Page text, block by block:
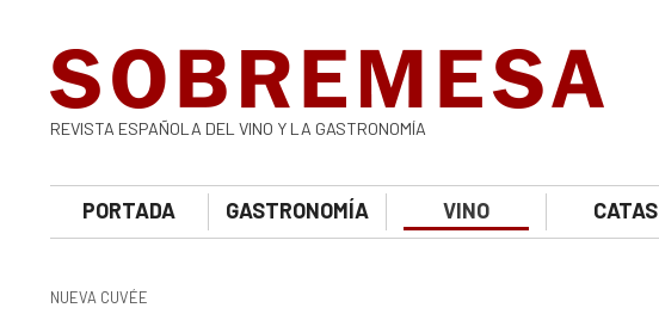
REVISTA ESPAÑOLA DEL VINO Y LA GASTRONOMÍA
PORTADA GASTRONOMÍA VINO CATAS
NUEVA CUVÉE